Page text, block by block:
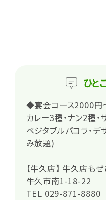
ひと
◆宴会コース2000円
カレー3種・ナン2種・
ベジタブルパコラ・
み放題)
【牛久店】 牛久店も
牛久市南1-18-22
TEL 029-871-8880